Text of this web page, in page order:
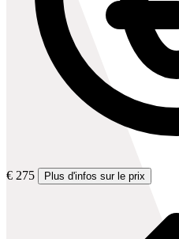
€ 275 Plus d'infos sur le prix